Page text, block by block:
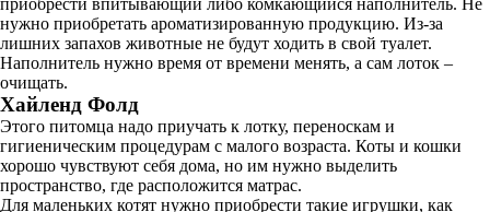
приобрести впитывающий либо комкающийся наполнитель. Не
нужно приобретать ароматизированную продукцию. Из-за
лишних запахов животные не будут ходить в свой туалет.
Наполнитель нужно время от времени менять, а сам лоток –
очищать.
Хайленд Фолд
Этого питомца надо приучать к лотку, переноскам и
гигиеническим процедурам с малого возраста. Коты и кошки
хорошо чувствуют себя дома, но им нужно выделить
пространство, где расположится матрас.
Для маленьких котят нужно приобрести такие игрушки, как